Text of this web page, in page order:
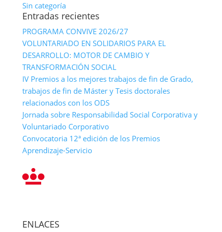
Sin categoría
Entradas recientes
PROGRAMA CONVIVE 2026/27
VOLUNTARIADO EN SOLIDARIOS PARA EL
DESARROLLO: MOTOR DE CAMBIO Y
TRANSFORMACIÓN SOCIAL
IV Premios a los mejores trabajos de fin de Grado,
trabajos de fin de Máster y Tesis doctorales
relacionados con los ODS
Jornada sobre Responsabilidad Social Corporativa y
Voluntariado Corporativo
Convocatoria 12ª edición de los Premios
Aprendizaje-Servicio
ENLACES